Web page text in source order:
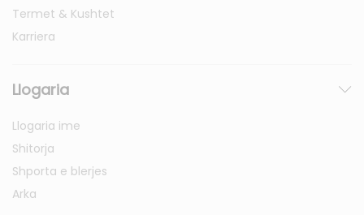
Termet & Kushtet
Karriera
Llogaria
Llogaria ime
Shitorja
Shporta e blerjes
Arka